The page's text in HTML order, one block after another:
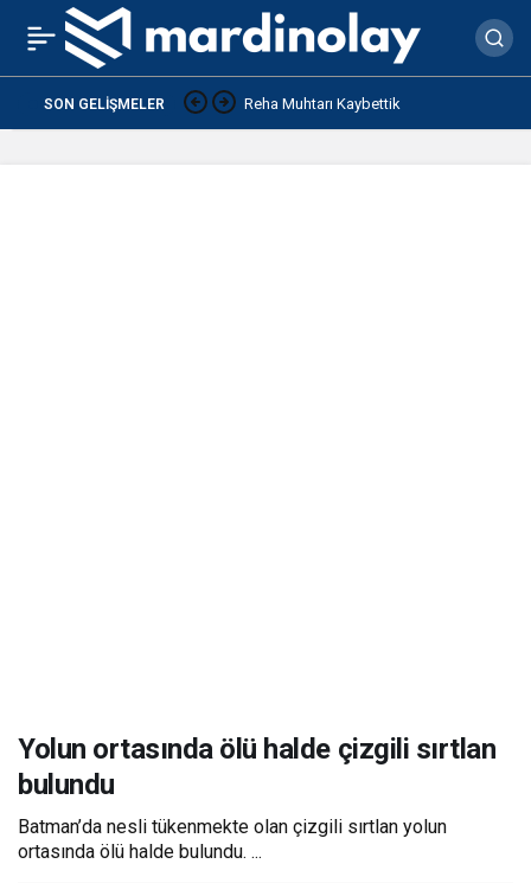
SON GELIŞMELER Reha Muhtarı Kaybettik
Yolun ortasında ölü halde çizgili sırtlan
bulundu
Batman’da nesli tükenmekte olan çizgili sırtlan yolun
ortasında ölü halde bulundu. ...
Yolun ortasında ölü halde
çizgili sırtlan bulundu
0